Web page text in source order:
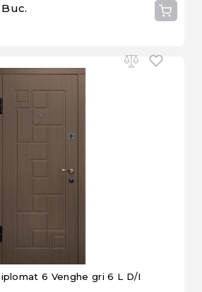
6 Venghe gri 6 L D/I